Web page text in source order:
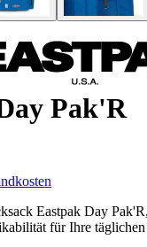
Pak'R
Eastpak Day
für Ihre